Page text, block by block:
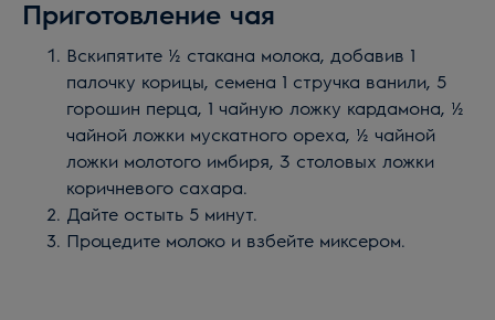
Приготовление чая
Вскипятите ½ стакана молока, добавив 1
палочку корицы, семена 1 стручка ванили, 5
горошин перца, 1 чайную ложку кардамона, ½
чайной ложки мускатного ореха, ½ чайной
ложки молотого имбиря, 3 столовых ложки
коричневого сахара.
Дайте остыть 5 минут.
Процедите молоко и взбейте миксером.